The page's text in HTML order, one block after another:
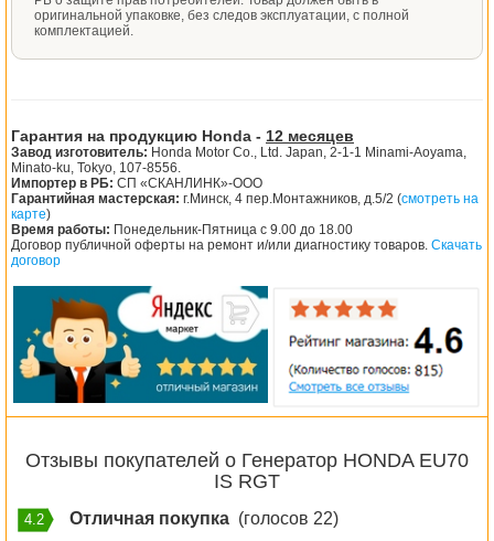
оригинальной упаковке, без следов эксплуатации, с полной
комплектацией.
Гарантия на продукцию Honda - 12 месяцев
Завод изготовитель: Honda Motor Co., Ltd. Japan, 2-1-1 Minami-Aoyama,
Minato-ku, Tokyo, 107-8556.
Импортер в РБ: СП «СКАНЛИНК»-ООО
Гарантийная мастерская: г.Минск, 4 пер.Монтажников, д.5/2 (смотреть на
карте)
Время работы: Понедельник-Пятница с 9.00 до 18.00
Договор публичной оферты на ремонт и/или диагностику товаров. Скачать
договор
Отзывы покупателей о Генератор HONDA EU70
IS RGT
4.2 Отличная покупка (голосов 22)